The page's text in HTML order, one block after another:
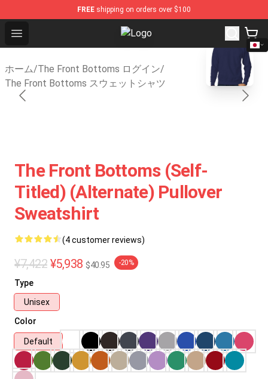
FREE shipping on orders over $100
Open menu The Front Bottoms Store -
ホーム/The Front Bottoms ログイン/
The Front Bottoms スウェットシャツ
blank template
The Front Bottoms (Self-
Titled) (Alternate) Pullover
Sweatshirt
(4 customer reviews)
¥7,422 ¥5,938 $40.95 -20%
Type
Unisex
Color
Default